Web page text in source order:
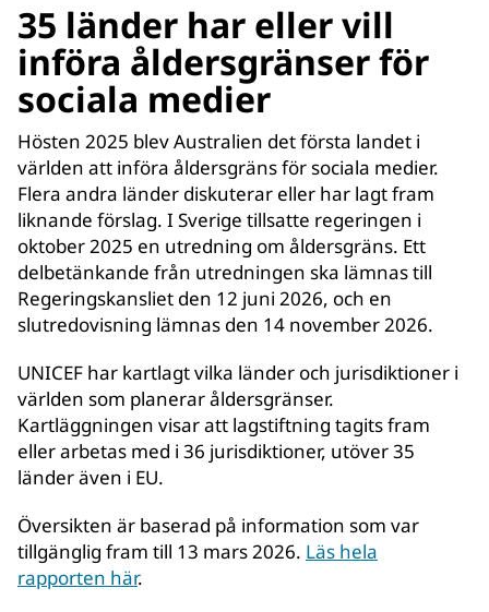
35 länder har eller vill
införa åldersgränser för
sociala medier
Hösten 2025 blev Australien det första landet i
världen att införa åldersgräns för sociala medier.
Flera andra länder diskuterar eller har lagt fram
liknande förslag. I Sverige tillsatte regeringen i
oktober 2025 en utredning om åldersgräns. Ett
delbetänkande från utredningen ska lämnas till
Regeringskansliet den 12 juni 2026, och en
slutredovisning lämnas den 14 november 2026.
UNICEF har kartlagt vilka länder och jurisdiktioner i
världen som planerar åldersgränser.
Kartläggningen visar att lagstiftning tagits fram
eller arbetas med i 36 jurisdiktioner, utöver 35
länder även i EU.
Översikten är baserad på information som var
tillgänglig fram till 13 mars 2026. Läs hela
rapporten här.